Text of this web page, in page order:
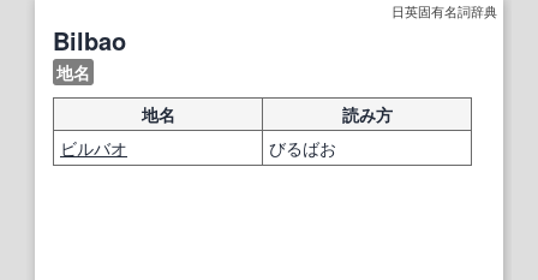
日英固有名詞辞典
Bilbao
地名
地名
読み方
ビルバオ
びるばお